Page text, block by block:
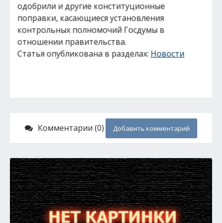
одобрили и другие конституционные
поправки, касающиеся установления
контрольных полномочий Госдумы в
отношении правительства.
Статья опубликована в разделах: Новости
Комментарии (0) Добавить комментарий